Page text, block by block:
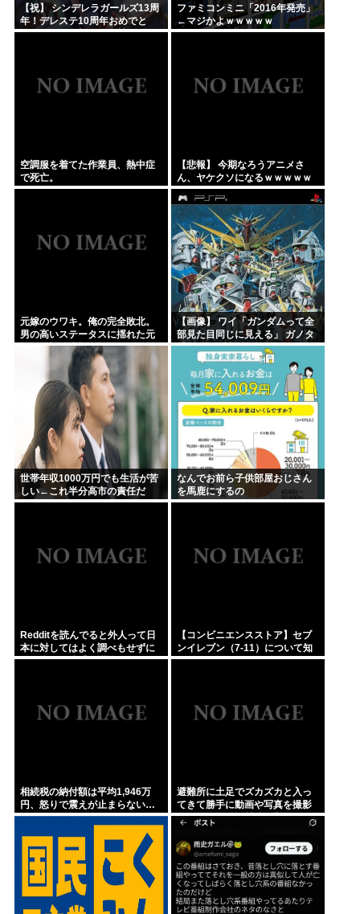
【祝】 シンデレラガールズ13周
年！デレステ10周年おめでと
う！ガチャ更新SSR八神マキ
ファミコンミニ「2016年発売」
←マジかよｗｗｗｗｗ
空調服を着てた作業員、熱中症
で死亡。
【悲報】 今期なろうアニメさ
ん、ヤケクソになるｗｗｗｗｗ
元嫁のウワキ。俺の完全敗北。
男の高いステータスに揺れた元
嫁に絶望と失望 → そんな俺を救
ってくれたのは……..
【画像】 ワイ「ガンダムって全
部見た目同じに見える」 ガノタ
「いや全然違うが」
世帯年収1000万円でも生活が苦
しい←これ半分高市の責任だ
ろ…
なんでお前ら子供部屋おじさん
を馬鹿にするの
Redditを読んでると外人って日
本に対してはよく調べもせずに
思い込みで勝手に議論してるよ
【コンビニエンスストア】セブ
ンイレブン（7-11）について知
っていること
相続税の納付額は平均1,946万
円、怒りで震えが止まらない…
避難所に土足でズカズカと入っ
てきて勝手に動画や写真を撮影
したメディア取材陣、挙句の果